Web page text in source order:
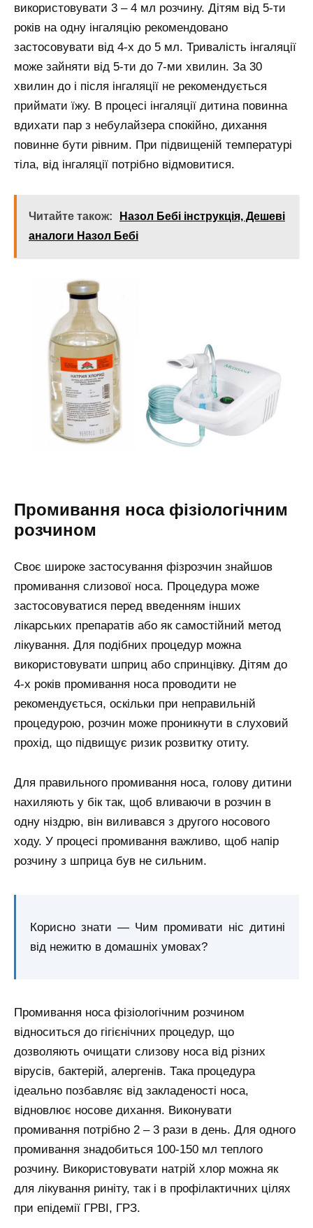
використовувати 3 – 4 мл розчину. Дітям від 5-ти
років на одну інгаляцію рекомендовано
застосовувати від 4-х до 5 мл. Тривалість інгаляції
може зайняти від 5-ти до 7-ми хвилин. За 30
хвилин до і після інгаляції не рекомендується
приймати їжу. В процесі інгаляції дитина повинна
вдихати пар з небулайзера спокійно, дихання
повинне бути рівним. При підвищеній температурі
тіла, від інгаляції потрібно відмовитися.
Читайте також:
Назол Бебі інструкція, Дешеві
аналоги Назол Бебі
Промивання носа фізіологічним
розчином
Своє широке застосування фізрозчин знайшов
промивання слизової носа. Процедура може
застосовуватися перед введенням інших
лікарських препаратів або як самостійний метод
лікування. Для подібних процедур можна
використовувати шприц або спринцівку. Дітям до
4-х років промивання носа проводити не
рекомендується, оскільки при неправильній
процедурою, розчин може проникнути в слуховий
прохід, що підвищує ризик розвитку отиту.
Для правильного промивання носа, голову дитини
нахиляють у бік так, щоб вливаючи в розчин в
одну ніздрю, він виливався з другого носового
ходу. У процесі промивання важливо, щоб напір
розчину з шприца був не сильним.
Корисно знати — Чим промивати ніс дитині
від нежитю в домашніх умовах?
Промивання носа фізіологічним розчином
відноситься до гігієнічних процедур, що
дозволяють очищати слизову носа від різних
вірусів, бактерій, алергенів. Така процедура
ідеально позбавляє від закладеності носа,
відновлює носове дихання. Виконувати
промивання потрібно 2 – 3 рази в день. Для одного
промивання знадобиться 100-150 мл теплого
розчину. Використовувати натрій хлор можна як
для лікування риніту, так і в профілактичних цілях
при епідемії ГРВІ, ГРЗ.